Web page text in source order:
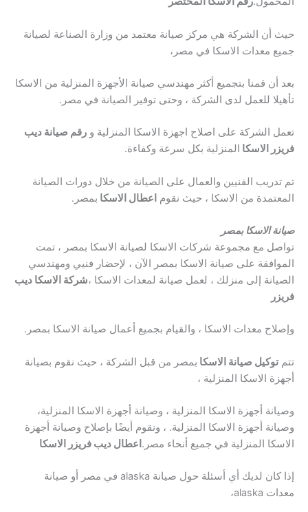
حيث أن الشركة هي مركز صيانة معتمد من وزارة الصناعة لصيانة
جميع معدات الاسكا في مصر،
بعد أن قمنا بتجميع أكثر مهندسي صيانة الأجهزة المنزلية من الاسكا
تأهيلا للعمل لدى الشركة ، وحتى توفير الصيانة في مصر.
تعمل الشركة على اصلاح اجهزة الاسكا المنزلية و رقم صيانة ديب
فريزر الاسكا المنزلية بكل سرعة وكفاءة.
تم تدريب الفنيين والعمال على الصيانة من خلال دورات الصيانة
المعتمدة من الاسكا ، حيث نقوم اعطال الاسكا بمصر.
صيانة الاسكا بمصر
تواصل مع مجموعة شركات الاسكا لصيانة الاسكا بمصر ، تمت
الموافقة على صيانة الاسكا بمصر الآن ، لإحضار فنيي ومهندسي
الصيانة إلى منزلك ، لعمل صيانة لمعدات الاسكا ،شركة الاسكا ديب
فريزر
وإصلاح معدات الاسكا ، والقيام بجميع أعمال صيانة الاسكا بمصر.
تتمتوكيل صيانة الاسكا بمصر من قبل الشركة ، حيث نقوم بصيانة
أجهزة الاسكا المنزلية ،
وصيانة أجهزة الاسكا المنزلية ، وصيانة أجهزة الاسكا المنزلية،
وصيانة أجهزة الاسكا المنزلية. ، ونقوم أيضًا بإصلاح وصيانة أجهزة
الاسكا المنزلية في جميع أنحاء مصر. اعطال ديب فريزر الاسكا
إذا كان لديك أي أسئلة حول صيانة alaska في مصر أو صيانة
معدات alaska،